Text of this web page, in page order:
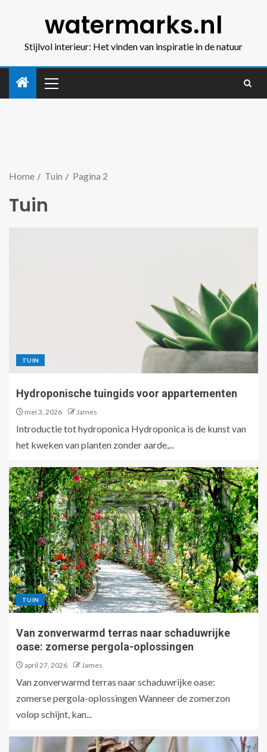
watermarks.nl
Stijlvol interieur: Het vinden van inspiratie in de natuur
Home Tuin Pagina 2
Tuin
TUIN
Hydroponische tuingids voor appartementen
mei 3, 2026 James
Introductie tot hydroponica Hydroponica is de kunst van
het kweken van planten zonder aarde,...
TUIN
Van zonverwarmd terras naar schaduwrijke
oase: zomerse pergola-oplossingen
april 27, 2026 James
Van zonverwarmd terras naar schaduwrijke oase:
zomerse pergola-oplossingen Wanneer de zomerzon
volop schijnt, kan...